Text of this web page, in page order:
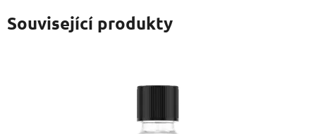
Související produkty